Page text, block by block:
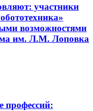
участники
возможностями
им. Л.М. Лоповка
профессий: